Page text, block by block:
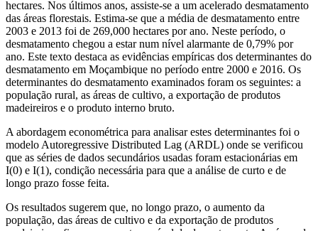
hectares. Nos últimos anos, assiste-se a um acelerado desmatamento
das áreas florestais. Estima-se que a média de desmatamento entre
2003 e 2013 foi de 269,000 hectares por ano. Neste período, o
desmatamento chegou a estar num nível alarmante de 0,79% por
ano. Este texto destaca as evidências empíricas dos determinantes do
desmatamento em Moçambique no período entre 2000 e 2016. Os
determinantes do desmatamento examinados foram os seguintes: a
população rural, as áreas de cultivo, a exportação de produtos
madeireiros e o produto interno bruto.
A abordagem econométrica para analisar estes determinantes foi o
modelo Autoregressive Distributed Lag (ARDL) onde se verificou
que as séries de dados secundários usadas foram estacionárias em
I(0) e I(1), condição necessária para que a análise de curto e de
longo prazo fosse feita.
Os resultados sugerem que, no longo prazo, o aumento da
população, das áreas de cultivo e da exportação de produtos